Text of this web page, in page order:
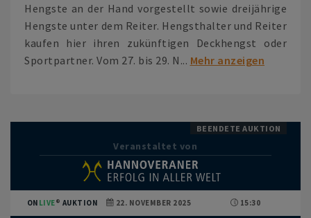
Hengste an der Hand vorgestellt sowie dreijährige
Hengste unter dem Reiter. Hengsthalter und Reiter
kaufen hier ihren zukünftigen Deckhengst oder
Sportpartner. Vom 27. bis 29. N... Mehr anzeigen
BEENDETE AUKTION
Veranstaltet von
ON LIVE AUKTION 22. NOVEMBER 2025 15:30